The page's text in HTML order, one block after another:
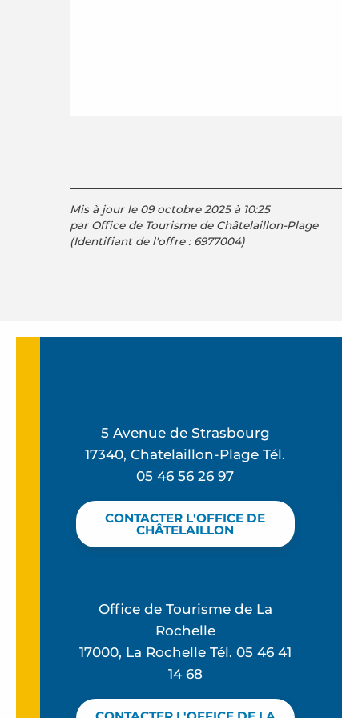
Mis à jour le 09 octobre 2025 à 10:25
par Office de Tourisme de Châtelaillon-Plage
(Identifiant de l'offre : 6977004)
5 Avenue de Strasbourg
17340, Chatelaillon-Plage Tél.
05 46 56 26 97
CONTACTER L'OFFICE DE
CHÂTELAILLON
Office de Tourisme de La
Rochelle
17000, La Rochelle Tél. 05 46 41
14 68